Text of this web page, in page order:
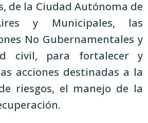
de la Ciudad Autónoma de
y Municipales, las
No Gubernamentales y
civil, para fortalecer y
acciones destinadas a la
riesgos, el manejo de la